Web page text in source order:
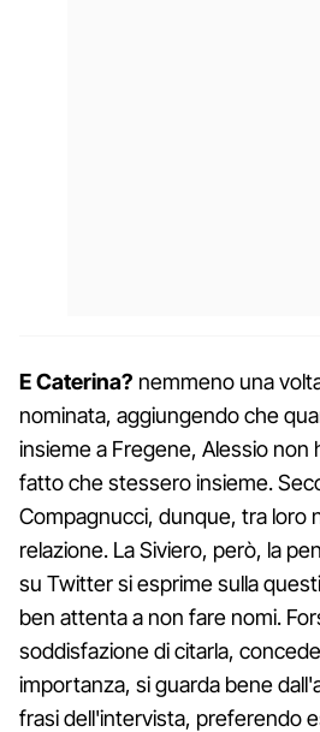
E Caterina? nemmeno una
nominata, aggiungendo che
insieme a Fregene, Alessio non
fatto che stessero insieme.
Compagnucci, dunque, tra loro
relazione. La Siviero, però, la
su Twitter si esprime sulla
ben attenta a non fare nomi.
soddisfazione di citarla,
importanza, si guarda bene
frasi dell'intervista, preferendo